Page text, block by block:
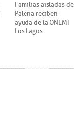
Familias aisladas de
Palena reciben
ayuda de la ONEMI
Los Lagos